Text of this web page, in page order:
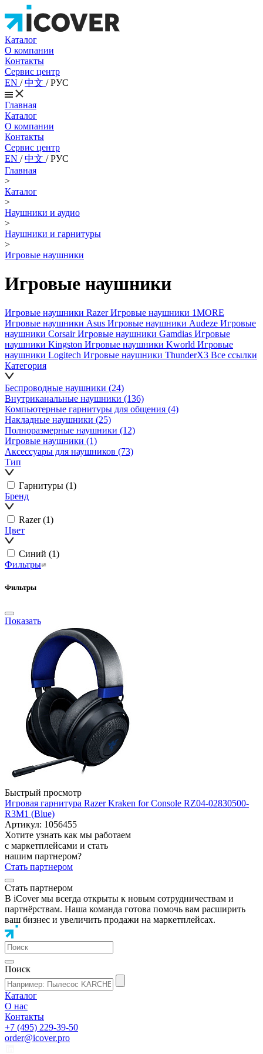
Каталог
О компании
Контакты
Сервис центр
EN /中文 /РУС
Главная
Каталог
О компании
Контакты
Сервис центр
EN /中文 /РУС
Главная
>
Каталог
>
Наушники и аудио
>
Наушники и гарнитуры
>
Игровые наушники
Игровые наушники
Игровые наушники RazerИгровые наушники 1MORE
Игровые наушники Asus Игровые наушники Audeze Игровые
наушники CorsairИгровые наушники Gamdias Игровые
наушники Kingston Игровые наушники Kworld Игровые
наушники Logitech Игровые наушники ThunderX3 Все ссылки
Категория
Беспроводные наушники (24)
Внутриканальные наушники (136)
Компьютерные гарнитуры для общения (4)
Накладные наушники (25)
Полноразмерные наушники (12)
Игровые наушники (1)
Аксессуары для наушников (73)
Тип
Гарнитуры (1)
Бренд
Razer (1)
Цвет
Синий (1)
Фильтры
Фильтры
Показать
Быстрый просмотр
Игровая гарнитура Razer Kraken for Console RZ04-02830500-
R3M1 (Blue)
Артикул: 1056455
Хотите узнать как мы работаем
с маркетплейсами и стать
нашим партнером?
Стать партнером
Стать партнером
В iCover мы всегда открыты к новым сотрудничествам и
партнёрствам. Наша команда готова помочь вам расширить
ваш бизнес и увеличить продажи на маркетплейсах.
Поиск
Каталог
О нас
Контакты
+7 (495) 229-39-50
order@icover.pro